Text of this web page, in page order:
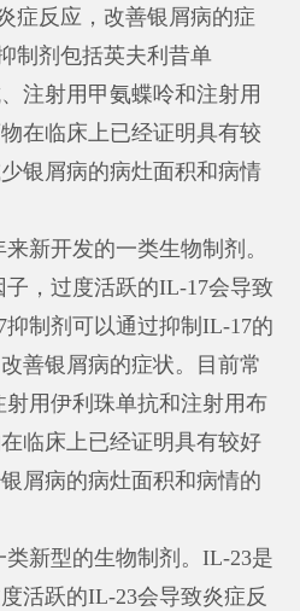
症反应，改善银屑病的症
制剂包括英夫利昔单
注射用甲氨蝶呤和注射用
在临床上已经证明具有较
银屑病的病灶面积和病情
开发的一类生物制剂。
，过度活跃的IL-17会导致
制剂可以通过抑制IL-17的
善银屑病的症状。目前常
用伊利珠单抗和注射用布
临床上已经证明具有较好
屑病的病灶面积和病情的
新型的生物制剂。IL-23是
活跃的IL-23会导致炎症反